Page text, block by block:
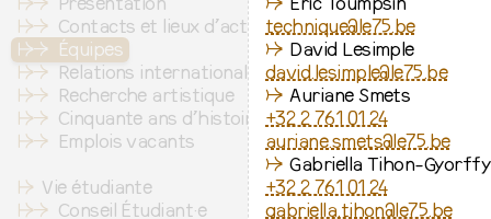
↦⇒ Contacts et lieux d’activité
↦⇒ Équipes
↦⇒ Relations internationales
↦⇒ Recherche artistique
↦⇒ Cinquante ans d’histoire
↦⇒ Emplois vacants
↦ Vie étudiante
↦⇒ Conseil Étudiant·e
technique@le75.be
↛ David Lesimple
david.lesimple@le75.be
↛ Auriane Smets
+32 2 761 01 24
auriane.smets@le75.be
↛ Gabriella Tihon-Gyorffy
+32 2 761 01 24
gabriella.tihon@le75.be